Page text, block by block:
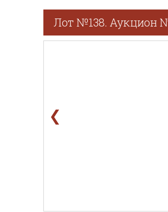
Лот №138. Аукцион №
❮